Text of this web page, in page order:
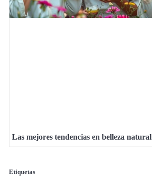
Las mejores tendencias en belleza natural
Etiquetas